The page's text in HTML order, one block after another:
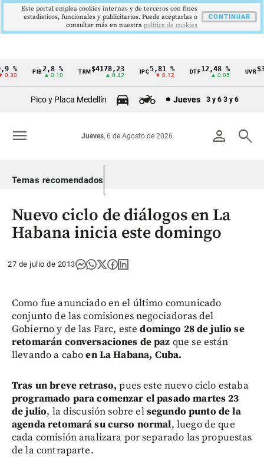
Cintillo
Colombia
% PIB2,8 %
▲ 0.10
TRM$4178,23
▲ 0.42
5,81 %
▼ 0.12
DTF12,48 %
▲ 0.05
UVR
Pico y Placa Medellín Jueves 3 y 6 3 y 6
person search
Jueves, 6 de Agosto de 2026
menu
Temas recomendados
Nuevo ciclo de diálogos en La
Habana inicia este domingo
27 de julio de 2013
Como fue anunciado en el último comunicado
conjunto de las comisiones negociadoras del
Gobierno y de las Farc, estedomingo 28 de julio se
retomarán conversaciones de paz que se están
llevando a caboen La Habana, Cuba.
Tras un breve retraso,pues este nuevo ciclo estaba
programado para comenzar el pasado martes 23
de julio, la discusión sobre elsegundo punto de la
agenda retomará su curso normal, luego de que
cada comisión analizara por separado las propuestas
de la contraparte.
Este portal emplea cookies internas y de terceros con fines
estadísticos, funcionales y publicitarios. Puede aceptarlas o
consultar más en nuestra politica de cookies
CONTINUAR